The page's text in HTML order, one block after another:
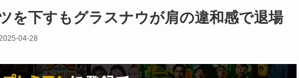
を下すもグラスナウが肩の違和感で退場
04-28